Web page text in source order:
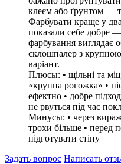
клеєм або ґрунтом —
Фарбувати краще у
показали себе добре —
фарбування виглядає
склошпалер з
варіант.
Плюсы: • щільні та
«крупна рогожка» •
ефектно • добре
не рвуться під час
Минусы: • через
трохи більше • перед
підготувати стіну
Задать вопрос Написать